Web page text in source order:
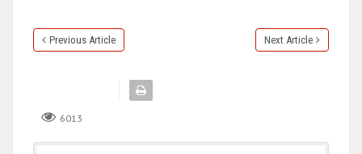
Previous Article Next Article
6013